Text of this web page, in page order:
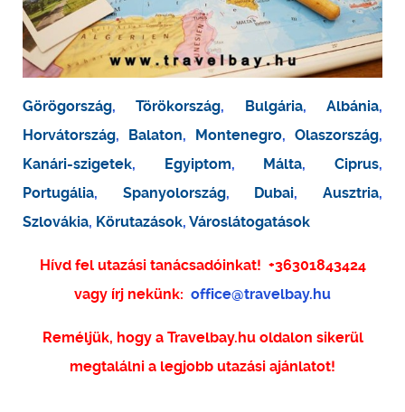
Görögország,Törökország, Bulgária,Albánia,
Horvátország, Balaton, Montenegro, Olaszország,
Kanári-szigetek, Egyiptom, Málta,Ciprus,
Portugália, Spanyolország, Dubai,Ausztria,
Szlovákia, Körutazások, Városlátogatások
Hívd fel utazási tanácsadóinkat! +36301843424
vagy írj nekünk: office@travelbay.hu
Reméljük, hogy a Travelbay.hu oldalon sikerül
megtalálni a legjobb utazási ajánlatot!